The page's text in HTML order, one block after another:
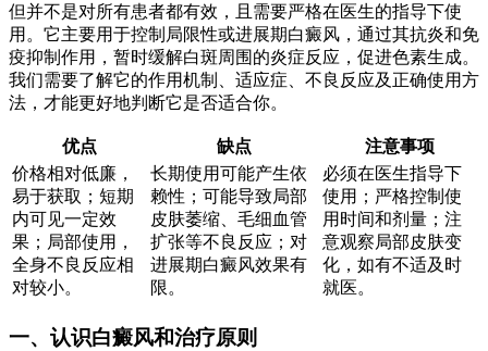
但并不是对所有患者都有效，且需要严格在医生的指导下使
用。它主要用于控制局限性或进展期白癜风，通过其抗炎和免
疫抑制作用，暂时缓解白斑周围的炎症反应，促进色素生成。
我们需要了解它的作用机制、适应症、不良反应及正确使用方
法，才能更好地判断它是否适合你。
优点 缺点
注意事项
价格相对低廉，
易于获取；短期
内可见一定效
果；局部使用，
全身不良反应相
对较小。
长期使用可能产生依
赖性；可能导致局部
皮肤萎缩、毛细血管
扩张等不良反应；对
进展期白癜风效果有
限。
必须在医生指导下
使用；严格控制使
用时间和剂量；注
意观察局部皮肤变
化，如有不适及时
就医。
一、认识白癜风和治疗原则